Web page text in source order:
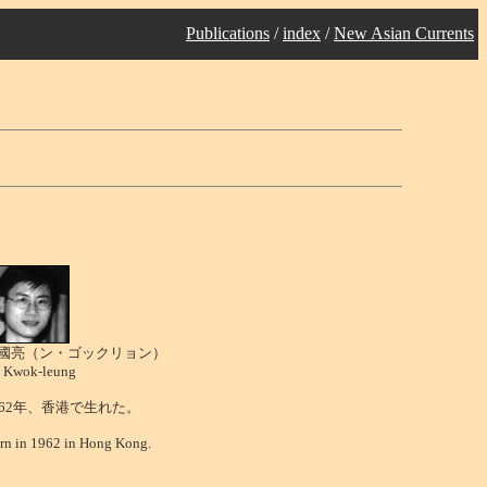
Publications /index /New Asian Currents
亮（ン・ゴックリョン）
Kwok-leung
年、香港で生れた。
in 1962 in Hong Kong.